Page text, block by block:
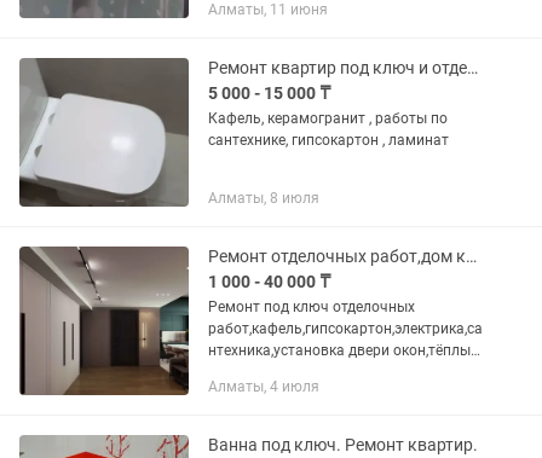
Алматы, 11 июня
Ремонт квартир под ключ и отдельные работы по отделке
5 000 - 15 000 ₸
Кафель, керамогранит , работы по
сантехнике, гипсокартон , ламинат
Алматы, 8 июля
Ремонт отделочных работ,дом квартира
1 000 - 40 000 ₸
Ремонт под ключ отделочных
работ,кафель,гипсокартон,электрика,са
нтехника,установка двери окон,тёплые
паркет ленолиум,кроме сварочных
Алматы, 4 июля
Ванна под ключ. Ремонт квартир.